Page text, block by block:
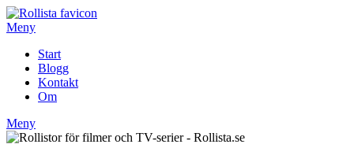
Hoppa
till
Meny
Start
Blogg
Kontakt
Om
Meny